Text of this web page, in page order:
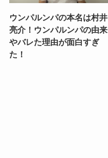
ウンパルンパの本名は村井
亮介！ウンパルンパの由来
やバレた理由が面白すぎ
た！